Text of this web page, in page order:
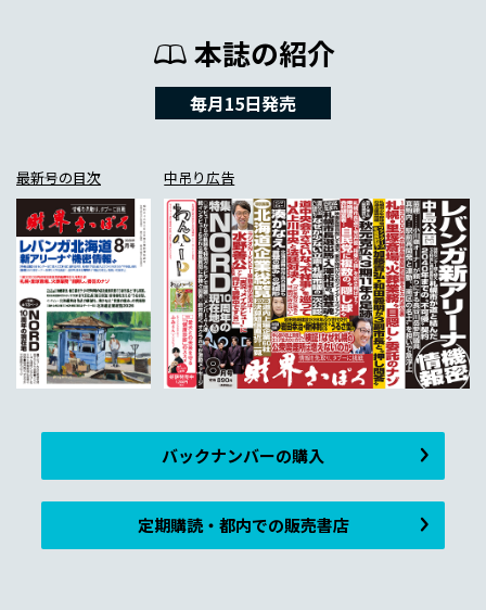
本誌の紹介
毎月15日発売
最新号の目次 中吊り広告
バックナンバーの購入
定期購読・都内での販売書店